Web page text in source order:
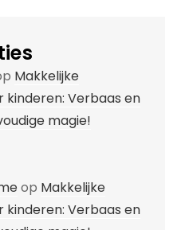
Makkelijke
Verbaas en
magie!
op Makkelijke
Verbaas en